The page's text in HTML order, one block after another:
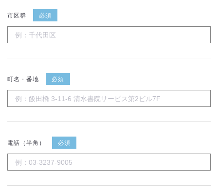
市区群 必須
町名・番地 必須
電話（半角） 必須